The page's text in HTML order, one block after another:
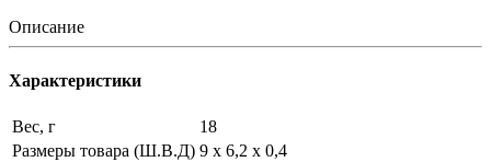
Описание
Характеристики
Вес, г
18
Размеры товара (Ш.В.Д) 9 х 6,2 х 0,4